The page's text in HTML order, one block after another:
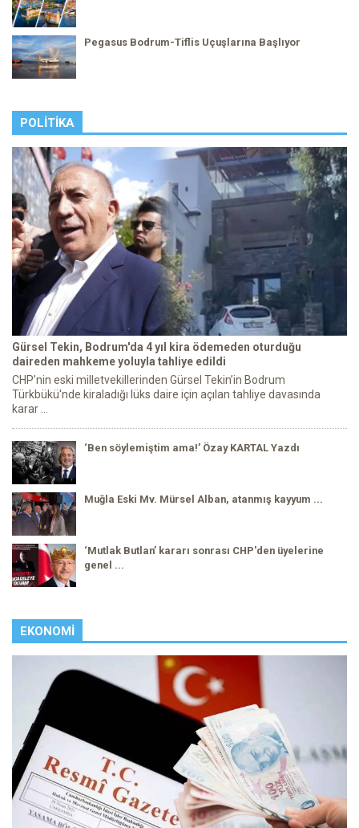
Pegasus Bodrum-Tiflis Uçuşlarına Başlıyor
POLITIKA
Gürsel Tekin, Bodrum'da 4 yıl kira ödemeden oturduğu
daireden mahkeme yoluyla tahliye edildi
CHP’nin eski milletvekillerinden Gürsel Tekin’in Bodrum
Türkbükü'nde kiraladığı lüks daire için açılan tahliye davasında
karar ...
‘Ben söylemiştim ama!’ Özay KARTAL Yazdı
Muğla Eski Mv. Mürsel Alban, atanmış kayyum ...
‘Mutlak Butlan’ kararı sonrası CHP'den üyelerine
genel ...
EKONOMI